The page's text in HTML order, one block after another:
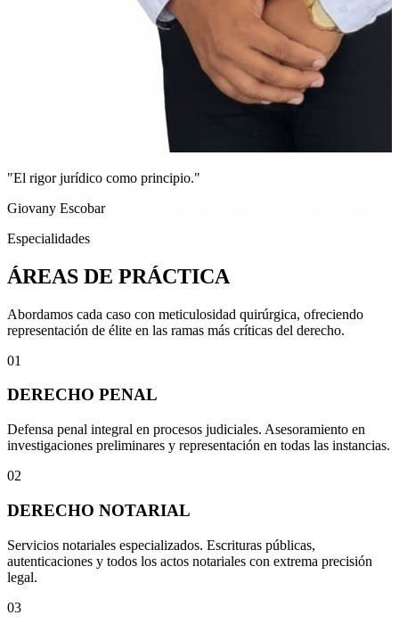
"El rigor jurídico como principio."
Giovany Escobar
Especialidades
ÁREAS DE PRÁCTICA
Abordamos cada caso con meticulosidad quirúrgica, ofreciendo
representación de élite en las ramas más críticas del derecho.
01
DERECHO PENAL
Defensa penal integral en procesos judiciales. Asesoramiento en
investigaciones preliminares y representación en todas las instancias.
02
DERECHO NOTARIAL
Servicios notariales especializados. Escrituras públicas,
autenticaciones y todos los actos notariales con extrema precisión
legal.
03